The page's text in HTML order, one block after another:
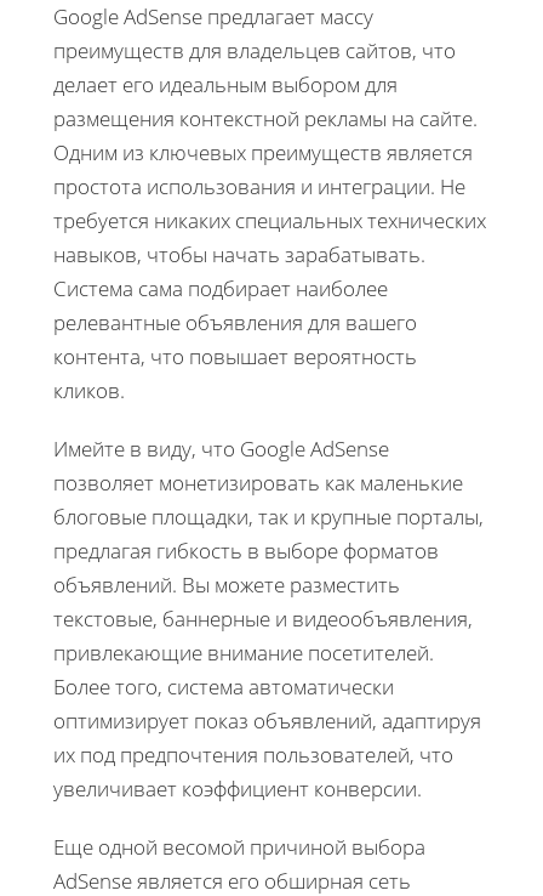
Google AdSense предлагает массу
преимуществ для владельцев сайтов, что
делает его идеальным выбором для
размещения контекстной рекламы на сайте.
Одним из ключевых преимуществ является
простота использования и интеграции. Не
требуется никаких специальных технических
навыков, чтобы начать зарабатывать.
Система сама подбирает наиболее
релевантные объявления для вашего
контента, что повышает вероятность
кликов.
Имейте в виду, что Google AdSense
позволяет монетизировать как маленькие
блоговые площадки, так и крупные порталы,
предлагая гибкость в выборе форматов
объявлений. Вы можете разместить
текстовые, баннерные и видеообъявления,
привлекающие внимание посетителей.
Более того, система автоматически
оптимизирует показ объявлений, адаптируя
их под предпочтения пользователей, что
увеличивает коэффициент конверсии.
Еще одной весомой причиной выбора
AdSense является его обширная сеть